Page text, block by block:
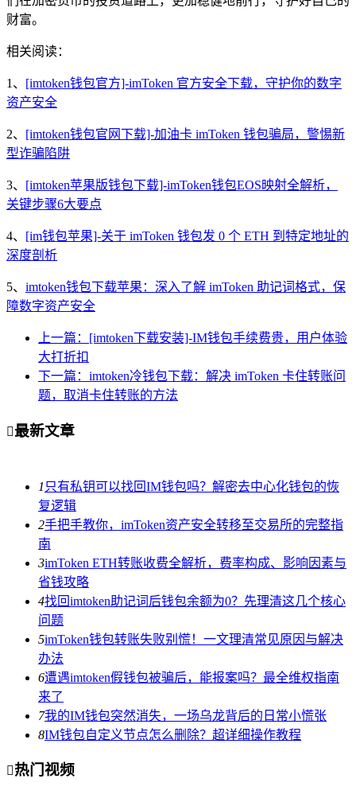
财富。
相关阅读：
1、 [imtoken钱包官方]-imToken 官方安全下载，守护你的数字
资产安全
2、 [imtoken钱包官网下载]-加油卡 imToken 钱包骗局，警惕新
型诈骗陷阱
3、 [imtoken苹果版钱包下载]-imToken钱包EOS映射全解析，
关键步骤6大要点
4、 [im钱包苹果]-关于 imToken 钱包发 0 个 ETH 到特定地址的
深度剖析
5、 imtoken钱包下载苹果：深入了解 imToken 助记词格式，保
障数字资产安全
上一篇：[imtoken下载安装]-IM钱包手续费贵，用户体验
大打折扣
下一篇：imtoken冷钱包下载：解决 imToken 卡住转账问
题，取消卡住转账的方法
最新文章
1 只有私钥可以找回IM钱包吗？解密去中心化钱包的恢
复逻辑
2手把手教你，imToken资产安全转移至交易所的完整指
南
3imToken ETH转账收费全解析，费率构成、影响因素与
省钱攻略
4找回imtoken助记词后钱包余额为0？先理清这几个核心
问题
5imToken钱包转账失败别慌！一文理清常见原因与解决
办法
6遭遇imtoken假钱包被骗后，能报案吗？最全维权指南
来了
7我的IM钱包突然消失，一场乌龙背后的日常小慌张
8IM钱包自定义节点怎么删除？超详细操作教程
热门视频